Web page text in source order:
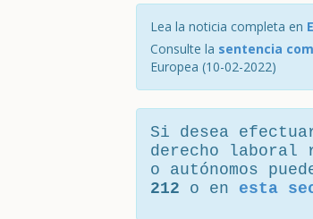
Lea la noticia completa en
Consulte la sentencia
Europea (10-02-2022)
Si desea
derecho laboral
o autónomos
212 o en esta